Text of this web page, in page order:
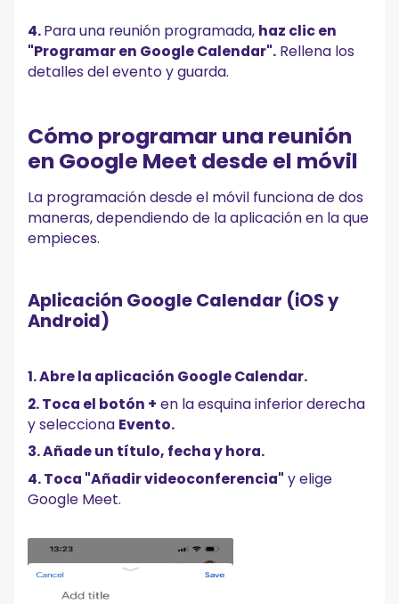
4.Para una reunión programada, haz clic en
"Programar en Google Calendar". Rellena los
detalles del evento y guarda.
Cómo programar una reunión
en Google Meet desde el móvil
La programación desde el móvil funciona de dos
maneras, dependiendo de la aplicación en la que
empieces.
Aplicación Google Calendar (iOS y
Android)
1. Abre la aplicación Google Calendar.
2. Toca el botón + en la esquina inferior derecha
y selecciona Evento.
3. Añade un título, fecha y hora.
4. Toca "Añadir videoconferencia" y elige
Google Meet.